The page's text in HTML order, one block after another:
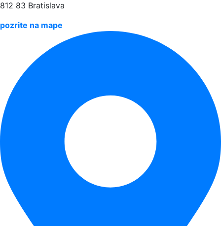
812 83 Bratislava
pozrite na mape